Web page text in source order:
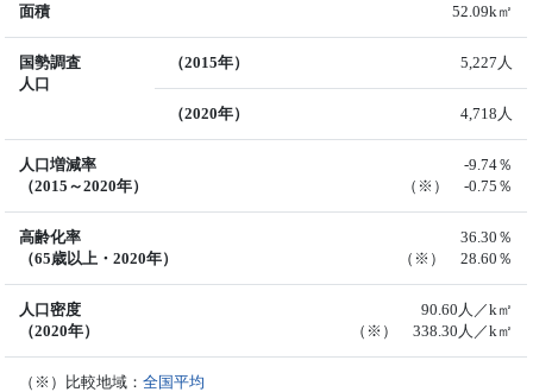
面積 52.09k㎡
国勢調査
人口
（2015年） 5,227人
（2020年） 4,718人
人口増減率
（2015～2020年）
-9.74％
（※） -0.75％
高齢化率
（65歳以上・2020年）
36.30％
（※） 28.60％
人口密度
（2020年）
90.60人／k㎡
（※） 338.30人／k㎡
（※）比較地域：全国平均